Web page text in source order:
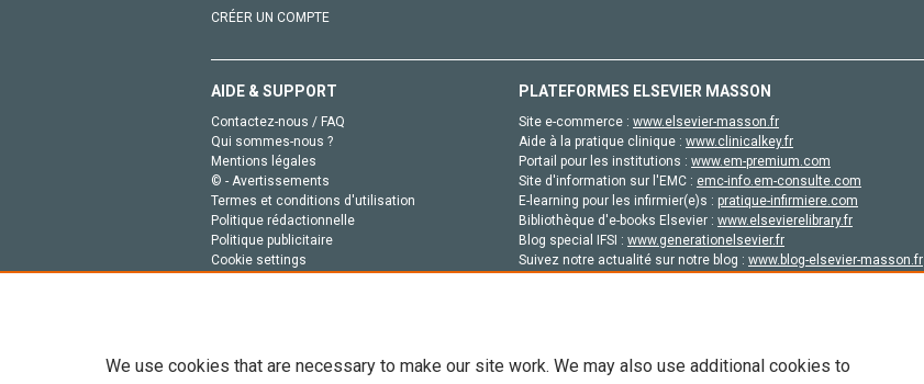
CRÉER UN COMPTE
AIDE & SUPPORT
Contactez-nous / FAQ
Qui sommes-nous ?
Mentions légales
© - Avertissements
Termes et conditions d'utilisation
Politique rédactionnelle
Politique publicitaire
Cookie settings
PLATEFORMES ELSEVIER MASSON
Site e-commerce : www.elsevier-masson.fr
Aide à la pratique clinique : www.clinicalkey.fr
Portail pour les institutions : www.em-premium.com
Site d'information sur l'EMC : emc-info.em-consulte.com
E-learning pour les infirmier(e)s : pratique-infirmiere.com
Bibliothèque d'e-books Elsevier : www.elsevierelibrary.fr
Blog special IFSI : www.generationelsevier.fr
Suivez notre actualité sur notre blog : www.blog-elsevier-masson.fr
We use cookies that are necessary to make our site work. We may also use additional cookies to